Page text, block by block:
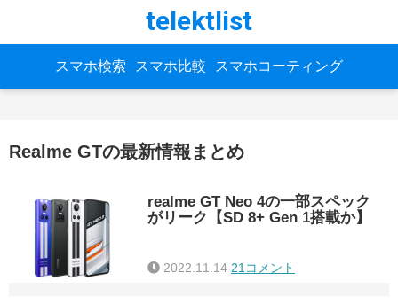
telektlist
スマホ検索 スマホ比較 スマホコーティング
Realme GTの最新情報まとめ
realme GT Neo 4の一部スペック
がリーク【SD 8+ Gen 1搭載か】
2022.11.14 21コメント